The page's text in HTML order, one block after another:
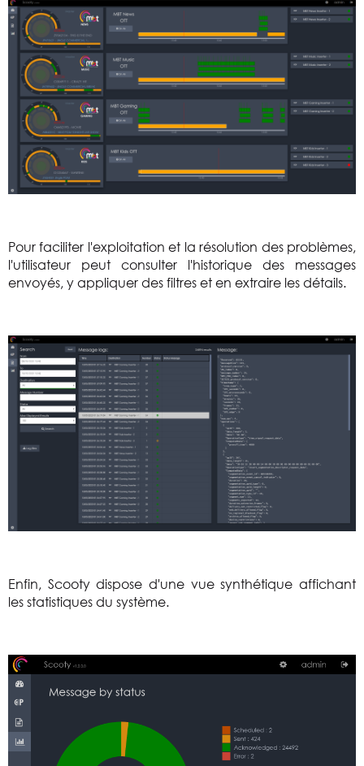
Pour faciliter l'exploitation et la résolution des problèmes,
l'utilisateur peut consulter l'historique des messages
envoyés, y appliquer des filtres et en extraire les détails.
Enfin, Scooty dispose d'une vue synthétique affichant
les statistiques du système.